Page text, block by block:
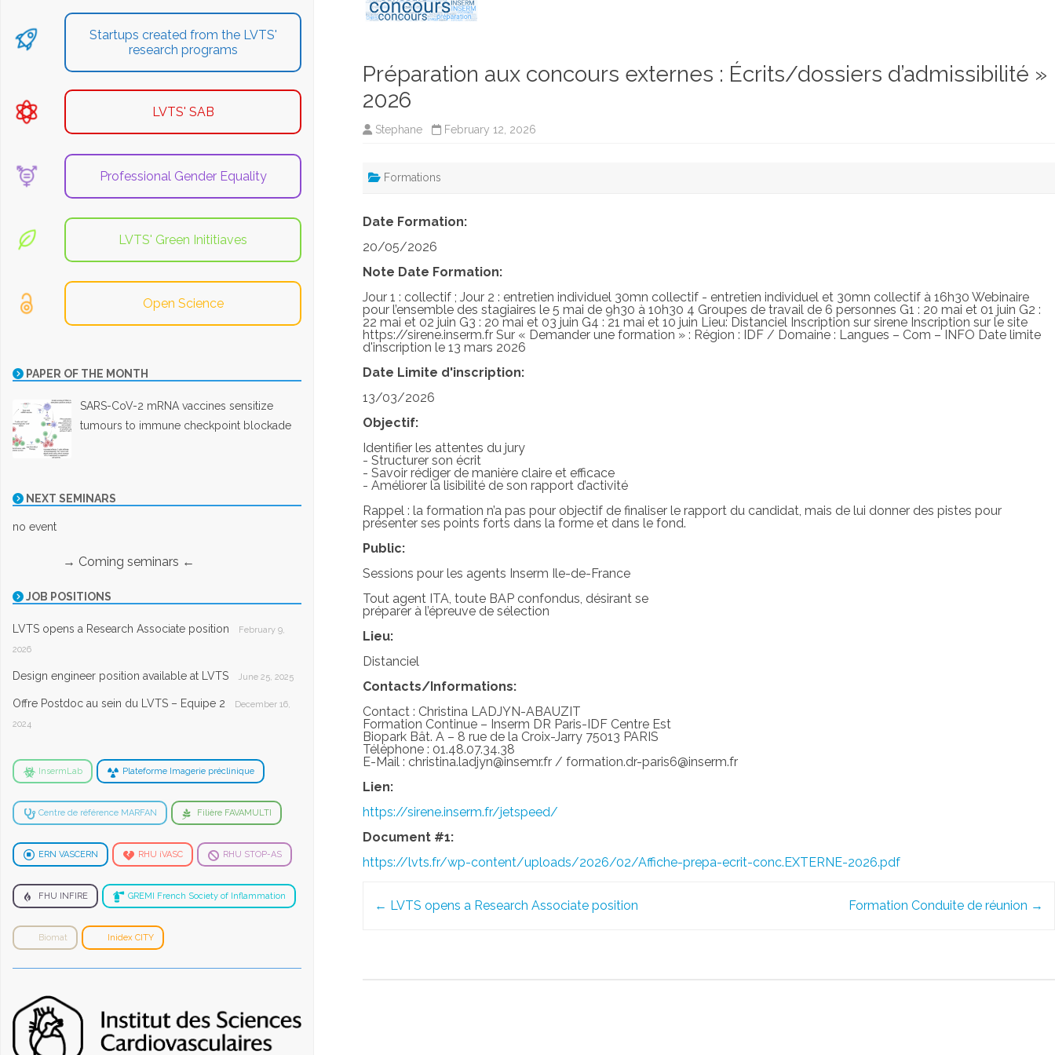
Préparation aux concours externes : Écrits/dossiers d’admissibilité »
2026
Stephane February 12, 2026
Formations
Date Formation:
20/05/2026
Note Date Formation:
Jour 1 : collectif ; Jour 2 : entretien individuel 30mn collectif - entretien individuel et 30mn collectif à 16h30 Webinaire
pour l’ensemble des stagiaires le 5 mai de 9h30 à 10h30 4 Groupes de travail de 6 personnes G1 : 20 mai et 01 juin G2 :
22 mai et 02 juin G3 : 20 mai et 03 juin G4 : 21 mai et 10 juin Lieu: Distanciel Inscription sur sirene Inscription sur le site
https://sirene.inserm.fr Sur « Demander une formation » : Région : IDF / Domaine : Langues – Com – INFO Date limite
d'inscription le 13 mars 2026
Date Limite d'inscription:
13/03/2026
Objectif:
Identifier les attentes du jury
- Structurer son écrit
- Savoir rédiger de manière claire et efficace
- Améliorer la lisibilité de son rapport d’activité
Rappel : la formation n’a pas pour objectif de finaliser le rapport du candidat, mais de lui donner des pistes pour
présenter ses points forts dans la forme et dans le fond.
Public:
Sessions pour les agents Inserm Ile-de-France
Tout agent ITA, toute BAP confondus, désirant se
préparer à l’épreuve de sélection
Lieu:
Distanciel
Contacts/Informations:
Contact : Christina LADJYN-ABAUZIT
Formation Continue – Inserm DR Paris-IDF Centre Est
Biopark Bât. A – 8 rue de la Croix-Jarry 75013 PARIS
Téléphone : 01.48.07.34.38
E-Mail : christina.ladjyn@insemr.fr / formation.dr-paris6@inserm.fr
Lien:
https://sirene.inserm.fr/jetspeed/
Document #1:
https://lvts.fr/wp-content/uploads/2026/02/Affiche-prepa-ecrit-conc.EXTERNE-2026.pdf
← LVTS opens a Research Associate position Formation Conduite de réunion →
Startups created from the LVTS'
research programs
LVTS' SAB
Professional Gender Equality
LVTS' Green Inititiaves
Open Science
PAPER OF THE MONTH
SARS-CoV-2 mRNA vaccines sensitize
tumours to immune checkpoint blockade
NEXT SEMINARS
no event
→ Coming seminars ←
JOB POSITIONS
LVTS opens a Research Associate position
February 9,
2026
Design engineer position available at LVTS June 25, 2025
Offre Postdoc au sein du LVTS – Equipe 2
December 16,
2024
InsermLab Plateforme Imagerie préclinique
Centre de référence MARFAN Filière FAVAMULTI
ERN VASCERN RHU iVASC RHU STOP-AS
FHU INFIRE GREMI French Society of Inflammation
Biomat Inidex CITY